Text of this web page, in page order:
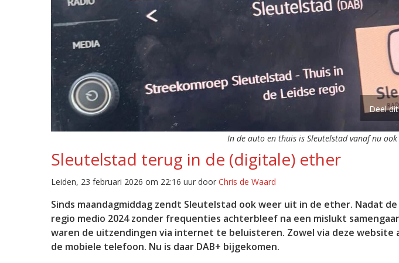
Deel
In de auto en thuis is Sleutelstad vanaf nu
Sleutelstad terug in de (digitale) ether
Leiden, 23 februari 2026 om 22:16 uur door Chris de Waard
Sinds maandagmiddag zendt Sleutelstad ook weer uit in de ether. Nadat
regio medio 2024 zonder frequenties achterbleef na een mislukt
waren de uitzendingen via internet te beluisteren. Zowel via deze website
de mobiele telefoon. Nu is daar DAB+ bijgekomen.